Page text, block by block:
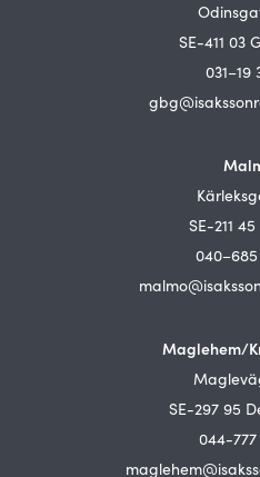
SE-411 03
031–19
SE-211
Maglehem/
SE-297 95
044-